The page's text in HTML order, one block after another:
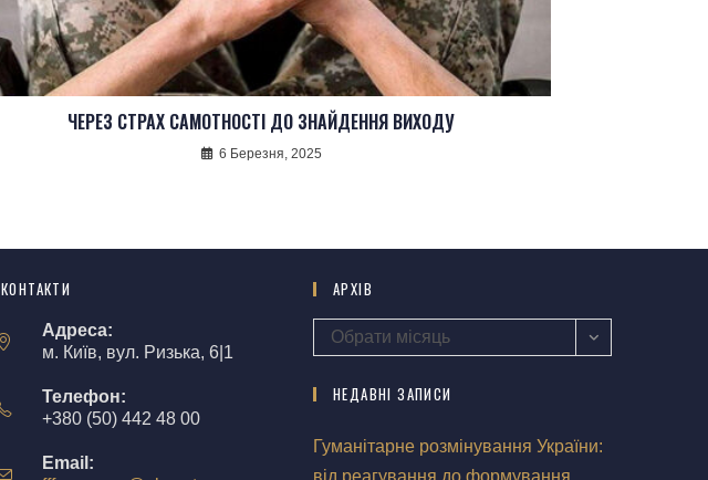
ЧЕРЕЗ СТРАХ САМОТНОСТІ ДО ЗНАЙДЕННЯ ВИХОДУ
6 Березня, 2025
КОНТАКТИ
Адреса:
м. Київ, вул. Ризька, 6|1
Телефон:
+380 (50) 442 48 00
Email:
АРХІВ
Обрати місяць
НЕДАВНІ ЗАПИСИ
Гуманітарне розмінування України: